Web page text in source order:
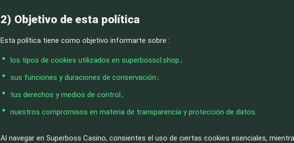
2) Objetivo de esta política
Esta política tiene como objetivo informarte sobre :
los tipos de cookies utilizados en superbosscl.shop ;
sus funciones y duraciones de conservación ;
tus derechos y medios de control ;
nuestros compromisos en materia de transparencia y protección de datos.
Al navegar en Superboss Casino, consientes el uso de ciertas cookies esenciales,